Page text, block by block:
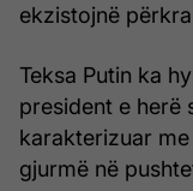
ekzistojnë
Teksa Putin ka
president e herë
karakterizuar
gjurmë në